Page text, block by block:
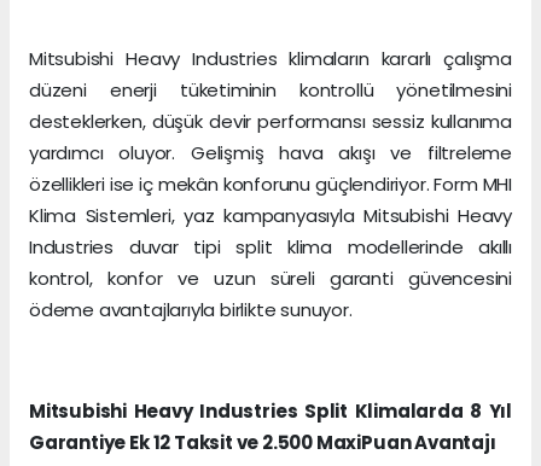
Mitsubishi Heavy Industries klimaların kararlı çalışma
düzeni enerji tüketiminin kontrollü yönetilmesini
desteklerken, düşük devir performansı sessiz kullanıma
yardımcı oluyor. Gelişmiş hava akışı ve filtreleme
özellikleri ise iç mekân konforunu güçlendiriyor. Form MHI
Klima Sistemleri, yaz kampanyasıyla Mitsubishi Heavy
Industries duvar tipi split klima modellerinde akıllı
kontrol, konfor ve uzun süreli garanti güvencesini
ödeme avantajlarıyla birlikte sunuyor.
Mitsubishi Heavy Industries Split Klimalarda 8 Yıl
Garantiye Ek 12 Taksit ve 2.500 MaxiPuan Avantajı